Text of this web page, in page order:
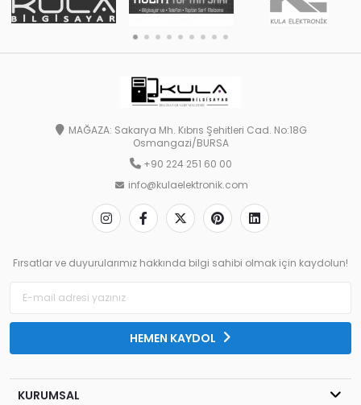
MAĞAZA: Sakarya Mh. Kıbrıs Şehitleri Cad. No:18G
Osmangazi/BURSA
+90 224 251 60 00
info@kulaelektronik.com
Fırsatlar ve duyurularımız hakkında bilgi sahibi olmak için kaydolun!
HEMEN KAYDOL
KURUMSAL